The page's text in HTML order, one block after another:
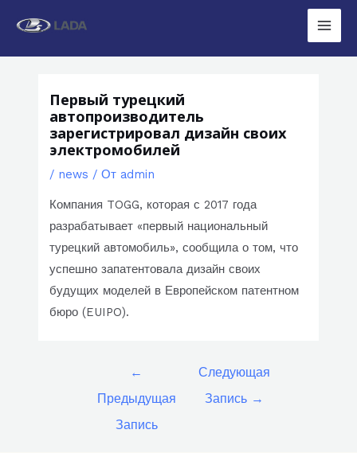
Main
Первый турецкий
автопроизводитель
зарегистрировал дизайн своих
электромобилей
/ news / От admin
Компания TOGG, которая с 2017 года
разрабатывает «первый национальный
турецкий автомобиль», сообщила о том, что
успешно запатентовала дизайн своих
будущих моделей в Европейском патентном
бюро (EUIPO).
←
Предыдущая
Запись
Следующая
Запись →